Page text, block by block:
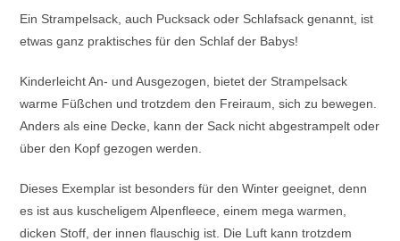
Ein Strampelsack, auch Pucksack oder Schlafsack genannt, ist
etwas ganz praktisches für den Schlaf der Babys!
Kinderleicht An- und Ausgezogen, bietet der Strampelsack
warme Füßchen und trotzdem den Freiraum, sich zu bewegen.
Anders als eine Decke, kann der Sack nicht abgestrampelt oder
über den Kopf gezogen werden.
Dieses Exemplar ist besonders für den Winter geeignet, denn
es ist aus kuscheligem Alpenfleece, einem mega warmen,
dicken Stoff, der innen flauschig ist. Die Luft kann trotzdem